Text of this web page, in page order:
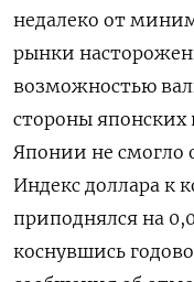
недалеко от
рынки
возможностью
стороны
Японии не смогло
Индекс ​доллара к
приподнялся на
коснувшись